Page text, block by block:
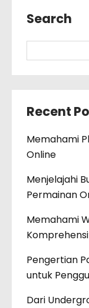
Search
Recent
Memahami
Online
Menjelajahi
Permainan
Memahami
Pengertian
untuk
Dari